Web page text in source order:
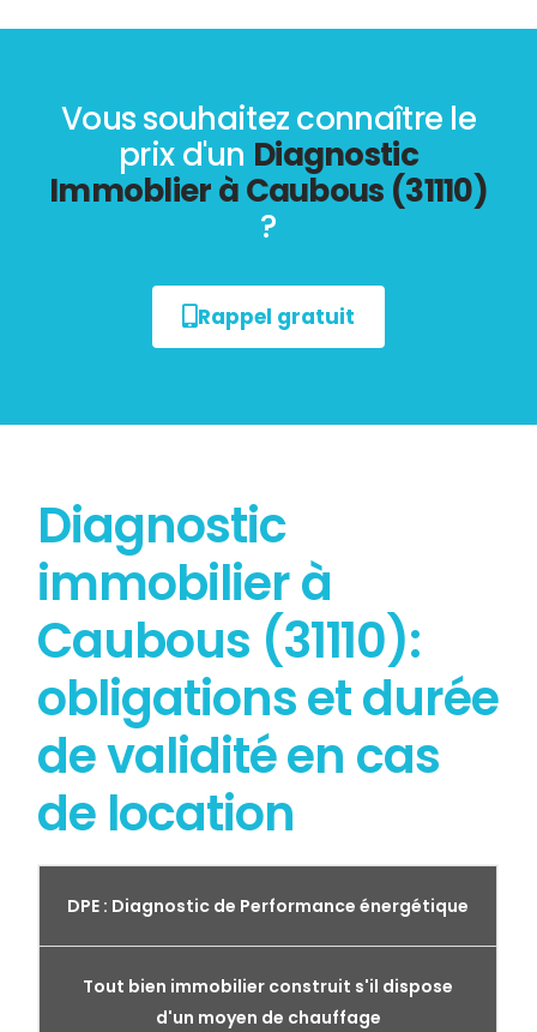
Vous souhaitez connaître le
prix d'un Diagnostic
Immoblier à Caubous (31110)
?
Rappel gratuit
Diagnostic
immobilier à
Caubous (31110):
obligations et durée
de validité en cas
de location
DPE : Diagnostic de Performance énergétique
Tout bien immobilier construit s'il dispose
d'un moyen de chauffage